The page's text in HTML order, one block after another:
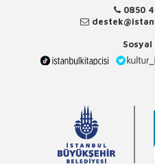
0850
Sosyal